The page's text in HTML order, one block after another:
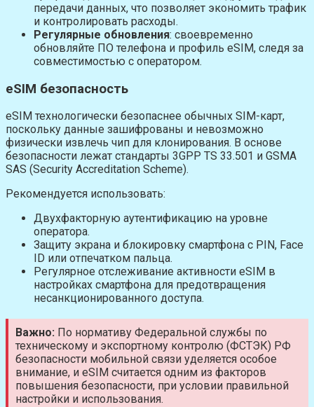
передачи данных, что позволяет экономить трафик
и контролировать расходы.
Регулярные обновления: своевременно
обновляйте ПО телефона и профиль eSIM, следя за
совместимостью с оператором.
eSIM безопасность
eSIM технологически безопаснее обычных SIM-карт,
поскольку данные зашифрованы и невозможно
физически извлечь чип для клонирования. В основе
безопасности лежат стандарты 3GPP TS 33.501 и GSMA
SAS (Security Accreditation Scheme).
Рекомендуется использовать:
Двухфакторную аутентификацию на уровне
оператора.
Защиту экрана и блокировку смартфона с PIN, Face
ID или отпечатком пальца.
Регулярное отслеживание активности eSIM в
настройках смартфона для предотвращения
несанкционированного доступа.
Важно: По нормативу Федеральной службы по
техническому и экспортному контролю (ФСТЭК) РФ
безопасности мобильной связи уделяется особое
внимание, и eSIM считается одним из факторов
повышения безопасности, при условии правильной
настройки и использования.